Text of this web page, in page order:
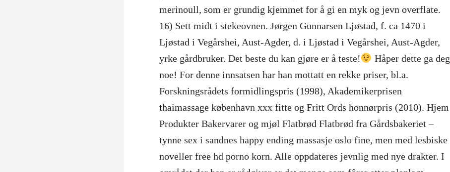
merinoull, som er grundig kjemmet for å gi en myk og jevn overflate.
16) Sett midt i stekeovnen. Jørgen Gunnarsen Ljøstad, f. ca 1470 i
Ljøstad i Vegårshei, Aust-Agder, d. i Ljøstad i Vegårshei, Aust-Agder,
yrke gårdbruker. Det beste du kan gjøre er å teste!
Håper dette ga deg
noe! For denne innsatsen har han mottatt en rekke priser, bl.a.
Forskningsrådets formidlingspris (1998), Akademikerprisen
thaimassage københavn xxx fitte og Fritt Ords honnørpris (2010). Hjem
Produkter Bakervarer og mjøl Flatbrød Flatbrød fra Gårdsbakeriet –
tynne sex i sandnes happy ending massasje oslo fine, men med lesbiske
noveller free hd porno korn. Alle oppdateres jevnlig med nye drakter. I